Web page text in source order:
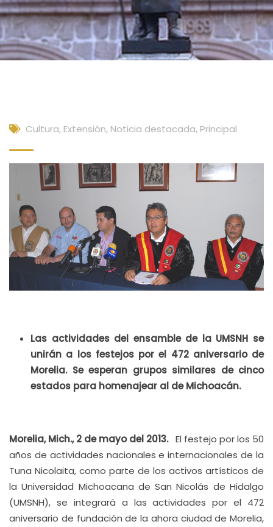
Cultura, Extensión, Noticia destacada, Principal
Las actividades del ensamble de la UMSNH se
unirán a los festejos por el 472 aniversario de
Morelia. Se esperan grupos similares de cinco
estados para homenajear al de Michoacán.
Morelia, Mich., 2 de mayo del 2013. El festejo por los 50
años de actividades nacionales e internacionales de la
Tuna Nicolaita, como parte de los activos artísticos de
la Universidad Michoacana de San Nicolás de Hidalgo
(UMSNH), se integrará a las actividades por el 472
aniversario de fundación de la ahora ciudad de Morelia,